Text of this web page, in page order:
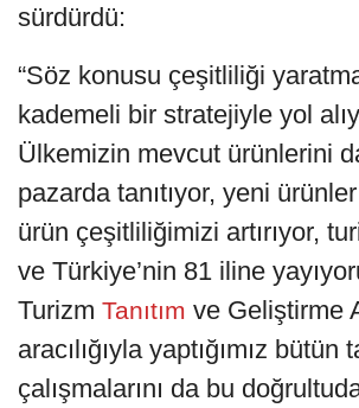
sürdürdü:
“Söz konusu çeşitliliği
kademeli bir stratejiyle yol
Ülkemizin mevcut ürünlerini
pazarda tanıtıyor, yeni
ürün çeşitliliğimizi artırıyor,
ve Türkiye’nin 81 iline
Turizm Tanıtım ve Geliştirme
aracılığıyla yaptığımız bütün
çalışmalarını da bu